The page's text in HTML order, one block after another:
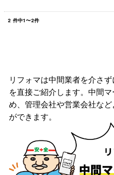
2 件中1〜2件
リフォマは中間業者を介さ
を直接ご紹介します。中間
め、管理会社や営業会社な
ができます。